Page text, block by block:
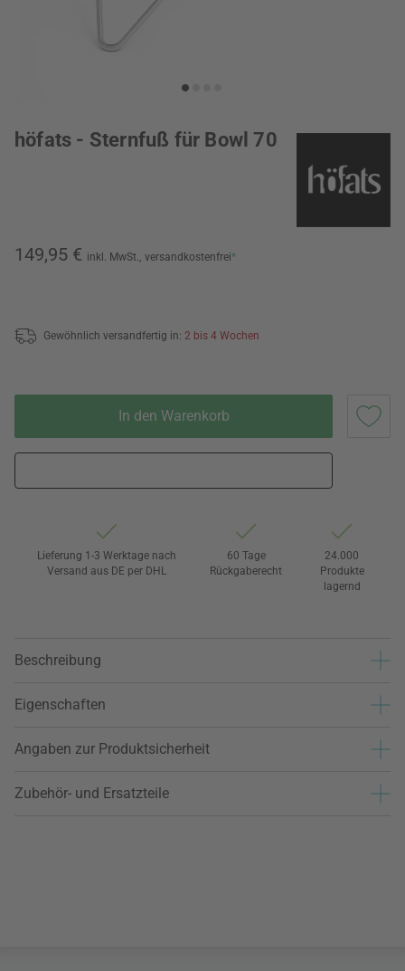
höfats - Sternfuß für Bowl 70
149,95 € inkl. MwSt., versandkostenfrei*
Gewöhnlich versandfertig in: 2 bis 4 Wochen
In den Warenkorb
Lieferung 1-3 Werktage nach
Versand aus DE per DHL
60 Tage
Rückgaberecht
24.000
Produkte
lagernd
Beschreibung
Eigenschaften
Angaben zur Produktsicherheit
Zubehör- und Ersatzteile